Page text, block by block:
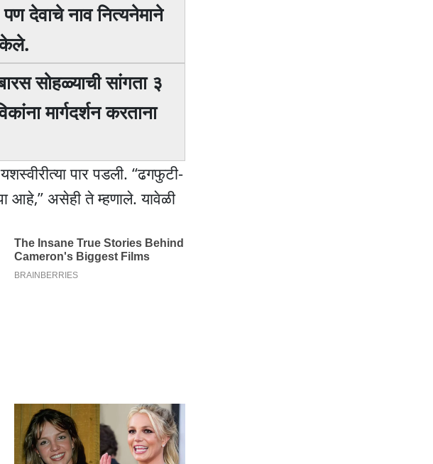
देवाचे नाव नित्यनेमाने
केले.
सोहळ्याची सांगता ३
मार्गदर्शन करताना
पार पडली. “ढगफुटी-
आहे,” असेही ते म्हणाले. यावेळी